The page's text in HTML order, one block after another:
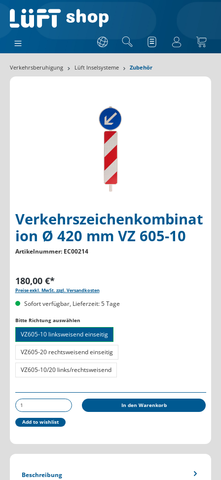
Verkehrsberuhigung Lüft Inselsysteme Zubehör
Verkehrszeichenkombinat
ion Ø 420 mm VZ 605-10
Artikelnummer: EC00214
180,00 €*
Preise exkl. MwSt. zzgl. Versandkosten
Sofort verfügbar, Lieferzeit: 5 Tage
Bitte Richtung auswählenauswählen
VZ605-10 linksweisend einseitig
VZ605-20 rechtsweisend einseitig
VZ605-10/20 links/rechtsweisend
Produkt Anzahl: Gib den gewünschten Wert ein
In den Warenkorb
Add to wishlist
Beschreibung